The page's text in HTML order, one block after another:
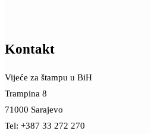
Kontakt
Vijeće za štampu u BiH
Trampina 8
71000 Sarajevo
Tel: +387 33 272 270